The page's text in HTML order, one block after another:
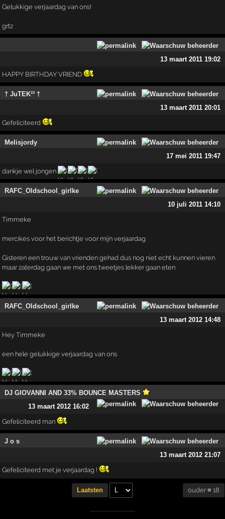
Gelukkige verjaardag van ons!
grtz
13 maart 2011 19:02
HAPPY BIRTHDAY VRIEND
† JuTEK²³ †
13 maart 2011 20:01
Gefeliciteerd
Melisjordy
17 mei 2011 19:47
dankje wel jongen
RAFC_Oldschool_girlke
10 juli 2011 14:10
Timmeke
mercikes voor het berichtje voor mijn verjaardag
Gisteren een trouw van vrienden gehad dus nog niet echt kunnen vieren
maar zaterdag gaan we met ons tweetjes lekker gaan eten
RAFC_Oldschool_girlke
13 maart 2012 14:48
Hey Timmeke
een hele gelukkige verjaardag van ons
DJ GIOVANNI AND 33% BOUNCE MASTERS
13 maart 2012 16:02
Gefeliciteerd man
J o s
13 maart 2012 21:07
Gefeliciteerd met je verjaardag !
Laatsten ouder ≡ 18